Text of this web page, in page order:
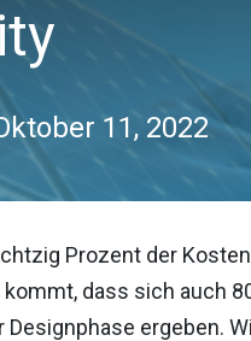
11, 2022
Prozent der
dass sich auch
ergeben.